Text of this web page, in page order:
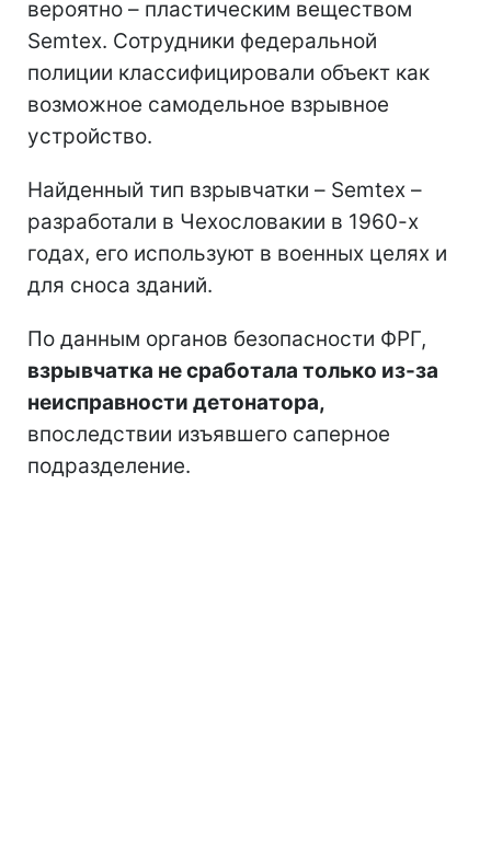
вероятно – пластическим веществом
Semtex. Сотрудники федеральной
полиции классифицировали объект как
возможное самодельное взрывное
устройство.
Найденный тип взрывчатки – Semtex –
разработали в Чехословакии в 1960-х
годах, его используют в военных целях и
для сноса зданий.
По данным органов безопасности ФРГ,
взрывчатка не сработала только из-за
неисправности детонатора,
впоследствии изъявшего саперное
подразделение.